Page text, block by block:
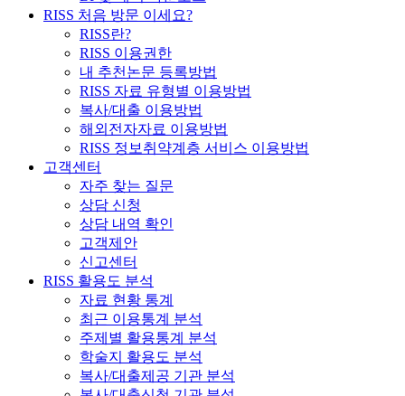
RISS 처음 방문 이세요?
RISS란?
RISS 이용권한
내 추천논문 등록방법
RISS 자료 유형별 이용방법
복사/대출 이용방법
해외전자자료 이용방법
RISS 정보취약계층 서비스 이용방법
고객센터
자주 찾는 질문
상담 신청
상담 내역 확인
고객제안
신고센터
RISS 활용도 분석
자료 현황 통계
최근 이용통계 분석
주제별 활용통계 분석
학술지 활용도 분석
복사/대출제공 기관 분석